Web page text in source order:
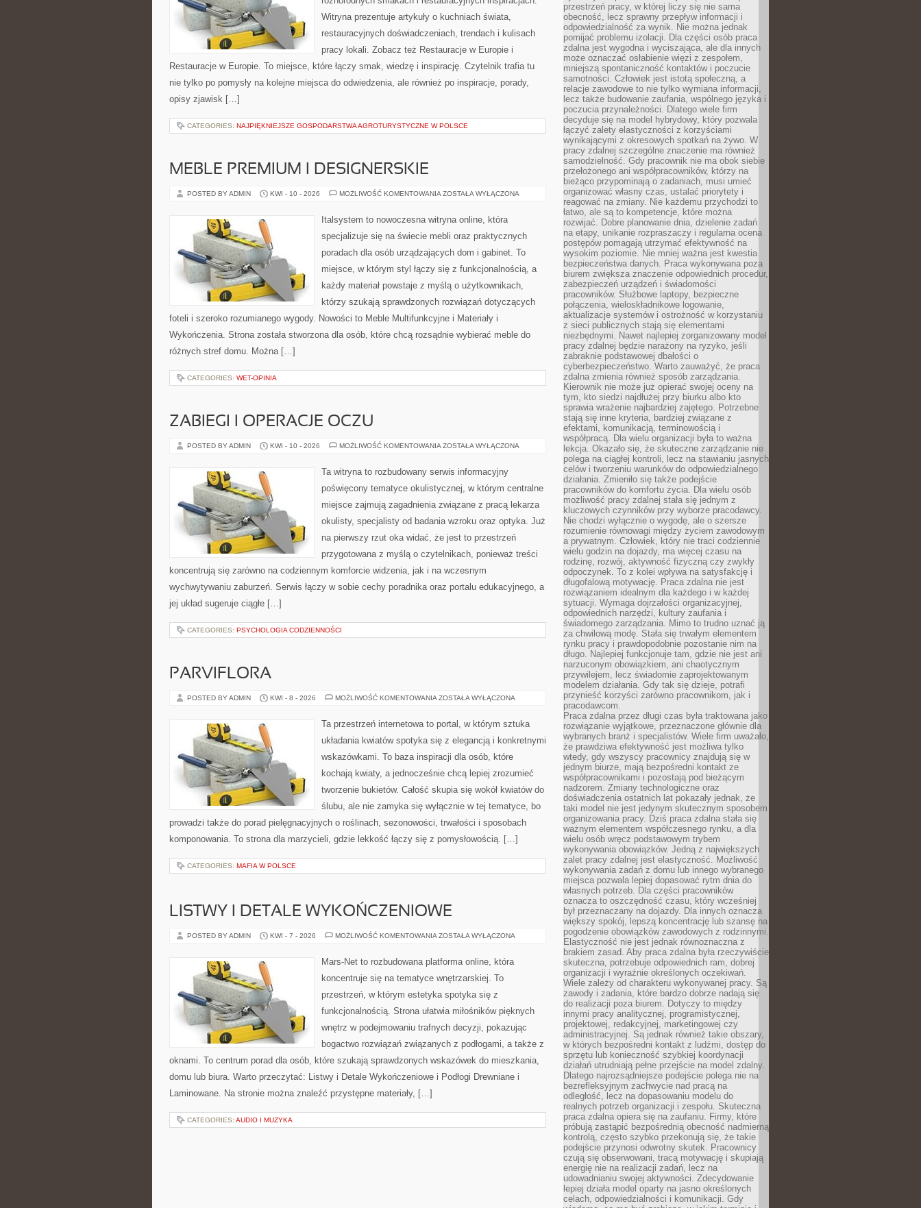
Witryna prezentuje artykuły o kuchniach świata,
restauracyjnych doświadczeniach, trendach i kulisach
pracy lokali. Zobacz też Restauracje w Europie i
Restauracje w Europie. To miejsce, które łączy smak, wiedzę i inspirację. Czytelnik trafia tu
nie tylko po pomysły na kolejne miejsca do odwiedzenia, ale również po inspiracje, porady,
opisy zjawisk […]
CATEGORIES: NAJPIĘKNIEJSZE GOSPODARSTWA AGROTURYSTYCZNE W POLSCE
MEBLE PREMIUM I DESIGNERSKIE
POSTED BY ADMIN KWI - 10 - 2026 MOŻLIWOŚĆ KOMENTOWANIA MEBLE
DESIGNERSKIE
ZOSTAŁA WYŁĄCZONA
Italsystem to nowoczesna witryna online, która
specjalizuje się na świecie mebli oraz praktycznych
poradach dla osób urządzających dom i gabinet. To
miejsce, w którym styl łączy się z funkcjonalnością, a
każdy materiał powstaje z myślą o użytkownikach,
którzy szukają sprawdzonych rozwiązań dotyczących
foteli i szeroko rozumianego wygody. Nowości to Meble Multifunkcyjne i Materiały i
Wykończenia. Strona została stworzona dla osób, które chcą rozsądnie wybierać meble do
różnych stref domu. Można […]
CATEGORIES: WET-OPINIA
ZABIEGI I OPERACJE OCZU
POSTED BY ADMIN KWI - 10 - 2026 MOŻLIWOŚĆ KOMENTOWANIA ZABIEGI
OCZU
ZOSTAŁA WYŁĄCZONA
Ta witryna to rozbudowany serwis informacyjny
poświęcony tematyce okulistycznej, w którym centralne
miejsce zajmują zagadnienia związane z pracą lekarza
okulisty, specjalisty od badania wzroku oraz optyka. Już
na pierwszy rzut oka widać, że jest to przestrzeń
przygotowana z myślą o czytelnikach, ponieważ treści
koncentrują się zarówno na codziennym komforcie widzenia, jak i na wczesnym
wychwytywaniu zaburzeń. Serwis łączy w sobie cechy poradnika oraz portalu edukacyjnego, a
jej układ sugeruje ciągłe […]
CATEGORIES: PSYCHOLOGIA CODZIENNOŚCI
PARVIFLORA
POSTED BY ADMIN KWI - 8 - 2026 MOŻLIWOŚĆ KOMENTOWANIA PARVIFLORA
ZOSTAŁA WYŁĄCZONA
Ta przestrzeń internetowa to portal, w którym sztuka
układania kwiatów spotyka się z elegancją i konkretnymi
wskazówkami. To baza inspiracji dla osób, które
kochają kwiaty, a jednocześnie chcą lepiej zrozumieć
tworzenie bukietów. Całość skupia się wokół kwiatów do
ślubu, ale nie zamyka się wyłącznie w tej tematyce, bo
prowadzi także do porad pielęgnacyjnych o roślinach, sezonowości, trwałości i sposobach
komponowania. To strona dla marzycieli, gdzie lekkość łączy się z pomysłowością. […]
CATEGORIES: MAFIA W POLSCE
LISTWY I DETALE WYKOŃCZENIOWE
POSTED BY ADMIN KWI - 7 - 2026 MOŻLIWOŚĆ KOMENTOWANIA LISTWY
WYKOŃCZENIOWE
ZOSTAŁA WYŁĄCZONA
Mars-Net to rozbudowana platforma online, która
koncentruje się na tematyce wnętrzarskiej. To
przestrzeń, w którym estetyka spotyka się z
funkcjonalnością. Strona ułatwia miłośników pięknych
wnętrz w podejmowaniu trafnych decyzji, pokazując
bogactwo rozwiązań związanych z podłogami, a także z
oknami. To centrum porad dla osób, które szukają sprawdzonych wskazówek do mieszkania,
domu lub biura. Warto przeczytać: Listwy i Detale Wykończeniowe i Podłogi Drewniane i
Laminowane. Na stronie można znaleźć przystępne materiały, […]
CATEGORIES: AUDIO I MUZYKA
przestrzeń pracy, w której liczy się nie sama
obecność, lecz sprawny przepływ informacji i
odpowiedzialność za wynik. Nie można jednak
pomijać problemu izolacji. Dla części osób praca
zdalna jest wygodna i wyciszająca, ale dla innych
może oznaczać osłabienie więzi z zespołem,
mniejszą spontaniczność kontaktów i poczucie
samotności. Człowiek jest istotą społeczną, a
relacje zawodowe to nie tylko wymiana informacji,
lecz także budowanie zaufania, wspólnego języka i
poczucia przynależności. Dlatego wiele firm
decyduje się na model hybrydowy, który pozwala
łączyć zalety elastyczności z korzyściami
wynikającymi z okresowych spotkań na żywo. W
pracy zdalnej szczególne znaczenie ma również
samodzielność. Gdy pracownik nie ma obok siebie
przełożonego ani współpracowników, którzy na
bieżąco przypominają o zadaniach, musi umieć
organizować własny czas, ustalać priorytety i
reagować na zmiany. Nie każdemu przychodzi to
łatwo, ale są to kompetencje, które można
rozwijać. Dobre planowanie dnia, dzielenie zadań
na etapy, unikanie rozpraszaczy i regularna ocena
postępów pomagają utrzymać efektywność na
wysokim poziomie. Nie mniej ważna jest kwestia
bezpieczeństwa danych. Praca wykonywana poza
biurem zwiększa znaczenie odpowiednich procedur,
zabezpieczeń urządzeń i świadomości
pracowników. Służbowe laptopy, bezpieczne
połączenia, wieloskładnikowe logowanie,
aktualizacje systemów i ostrożność w korzystaniu
z sieci publicznych stają się elementami
niezbędnymi. Nawet najlepiej zorganizowany model
pracy zdalnej będzie narażony na ryzyko, jeśli
zabraknie podstawowej dbałości o
cyberbezpieczeństwo. Warto zauważyć, że praca
zdalna zmienia również sposób zarządzania.
Kierownik nie może już opierać swojej oceny na
tym, kto siedzi najdłużej przy biurku albo kto
sprawia wrażenie najbardziej zajętego. Potrzebne
stają się inne kryteria, bardziej związane z
efektami, komunikacją, terminowością i
współpracą. Dla wielu organizacji była to ważna
lekcja. Okazało się, że skuteczne zarządzanie nie
polega na ciągłej kontroli, lecz na stawianiu jasnych
celów i tworzeniu warunków do odpowiedzialnego
działania. Zmieniło się także podejście
pracowników do komfortu życia. Dla wielu osób
możliwość pracy zdalnej stała się jednym z
kluczowych czynników przy wyborze pracodawcy.
Nie chodzi wyłącznie o wygodę, ale o szersze
rozumienie równowagi między życiem zawodowym
a prywatnym. Człowiek, który nie traci codziennie
wielu godzin na dojazdy, ma więcej czasu na
rodzinę, rozwój, aktywność fizyczną czy zwykły
odpoczynek. To z kolei wpływa na satysfakcję i
długofalową motywację. Praca zdalna nie jest
rozwiązaniem idealnym dla każdego i w każdej
sytuacji. Wymaga dojrzałości organizacyjnej,
odpowiednich narzędzi, kultury zaufania i
świadomego zarządzania. Mimo to trudno uznać ją
za chwilową modę. Stała się trwałym elementem
rynku pracy i prawdopodobnie pozostanie nim na
długo. Najlepiej funkcjonuje tam, gdzie nie jest ani
narzuconym obowiązkiem, ani chaotycznym
przywilejem, lecz świadomie zaprojektowanym
modelem działania. Gdy tak się dzieje, potrafi
przynieść korzyści zarówno pracownikom, jak i
pracodawcom.
Praca zdalna przez długi czas była traktowana jako
rozwiązanie wyjątkowe, przeznaczone głównie dla
wybranych branż i specjalistów. Wiele firm uważało,
że prawdziwa efektywność jest możliwa tylko
wtedy, gdy wszyscy pracownicy znajdują się w
jednym biurze, mają bezpośredni kontakt ze
współpracownikami i pozostają pod bieżącym
nadzorem. Zmiany technologiczne oraz
doświadczenia ostatnich lat pokazały jednak, że
taki model nie jest jedynym skutecznym sposobem
organizowania pracy. Dziś praca zdalna stała się
ważnym elementem współczesnego rynku, a dla
wielu osób wręcz podstawowym trybem
wykonywania obowiązków. Jedną z największych
zalet pracy zdalnej jest elastyczność. Możliwość
wykonywania zadań z domu lub innego wybranego
miejsca pozwala lepiej dopasować rytm dnia do
własnych potrzeb. Dla części pracowników
oznacza to oszczędność czasu, który wcześniej
był przeznaczany na dojazdy. Dla innych oznacza
większy spokój, lepszą koncentrację lub szansę na
pogodzenie obowiązków zawodowych z rodzinnymi.
Elastyczność nie jest jednak równoznaczna z
brakiem zasad. Aby praca zdalna była rzeczywiście
skuteczna, potrzebuje odpowiednich ram, dobrej
organizacji i wyraźnie określonych oczekiwań.
Wiele zależy od charakteru wykonywanej pracy. Są
zawody i zadania, które bardzo dobrze nadają się
do realizacji poza biurem. Dotyczy to między
innymi pracy analitycznej, programistycznej,
projektowej, redakcyjnej, marketingowej czy
administracyjnej. Są jednak również takie obszary,
w których bezpośredni kontakt z ludźmi, dostęp do
sprzętu lub konieczność szybkiej koordynacji
działań utrudniają pełne przejście na model zdalny.
Dlatego najrozsądniejsze podejście polega nie na
bezrefleksyjnym zachwycie nad pracą na
odległość, lecz na dopasowaniu modelu do
realnych potrzeb organizacji i zespołu. Skuteczna
praca zdalna opiera się na zaufaniu. Firmy, które
próbują zastąpić bezpośrednią obecność nadmierną
kontrolą, często szybko przekonują się, że takie
podejście przynosi odwrotny skutek. Pracownicy
czują się obserwowani, tracą motywację i skupiają
energię nie na realizacji zadań, lecz na
udowadnianiu swojej aktywności. Zdecydowanie
lepiej działa model oparty na jasno określonych
celach, odpowiedzialności i komunikacji. Gdy